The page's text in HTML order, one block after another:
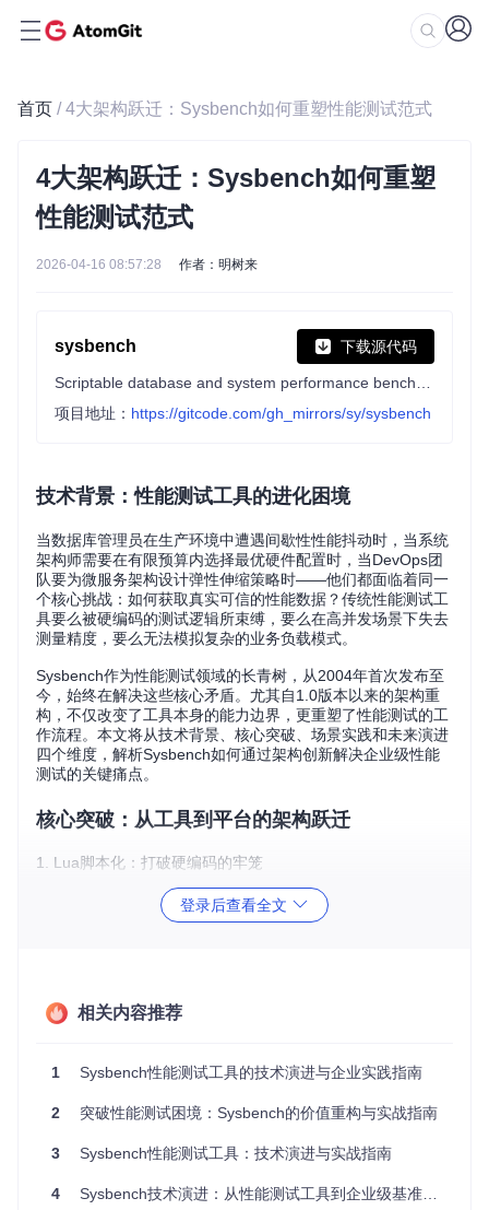
首页 / 4大架构跃迁：Sysbench如何重塑性能测试范式
4大架构跃迁：Sysbench如何重塑
性能测试范式
2026-04-16 08:57:28 作者：明树来
sysbench 下载源代码
项目地址： https://gitcode.com/gh_mirrors/sy/sysbench
技术背景：性能测试工具的进化困境
当数据库管理员在生产环境中遭遇间歇性性能抖动时，当系统
架构师需要在有限预算内选择最优硬件配置时，当DevOps团
队要为微服务架构设计弹性伸缩策略时——他们都面临着同一
个核心挑战：如何获取真实可信的性能数据？传统性能测试工
具要么被硬编码的测试逻辑所束缚，要么在高并发场景下失去
测量精度，要么无法模拟复杂的业务负载模式。
Sysbench作为性能测试领域的长青树，从2004年首次发布至
今，始终在解决这些核心矛盾。尤其自1.0版本以来的架构重
构，不仅改变了工具本身的能力边界，更重塑了性能测试的工
作流程。本文将从技术背景、核心突破、场景实践和未来演进
四个维度，解析Sysbench如何通过架构创新解决企业级性能
测试的关键痛点。
核心突破：从工具到平台的架构跃迁
1. Lua脚本化：打破硬编码的牢笼
当测试场景需要定制化时，你还在修改C代码重新编译吗？
约了性能测试的迭代速度。
出来。核心设计是将通用测试框架保留在C语言实现中，而具
体的业务逻辑（如SQL语句生成、数据准备策略、事务流程定
义）则通过Lua脚本实现。
-- 1.0.0+版本OLTP测试核心逻辑示例（oltp_common.lua）
登录后查看全文
相关内容推荐
1 Sysbench性能测试工具的技术演进与企业实践指南
2 突破性能测试困境：Sysbench的价值重构与实战指南
3 Sysbench性能测试工具：技术演进与实战指南
4 Sysbench技术演进：从性能测试工具到企业级基准测试平台的蜕变之路